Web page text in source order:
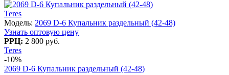
Teres
Модель: 2069 D-6 Купальник раздельный (42-48)
Узнать оптовую цену
РРЦ: 2 800 руб.
Teres
-10%
2069 D-6 Купальник раздельный (42-48)